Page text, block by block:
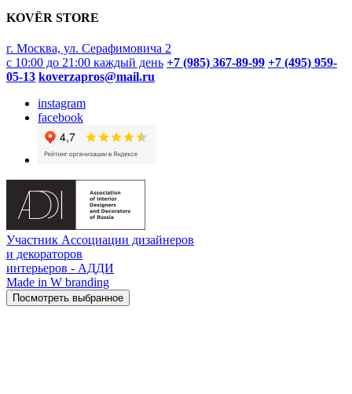
KOVËR STORE
г. Москва, ул. Серафимовича 2
с 10:00 до 21:00 каждый день +7 (985) 367-89-99 +7 (495) 959-
05-13 koverzapros@mail.ru
instagram
facebook
Участник Ассоциации дизайнеров
и декораторов
интерьеров - АДДИ
Made in W branding
Посмотреть выбранное